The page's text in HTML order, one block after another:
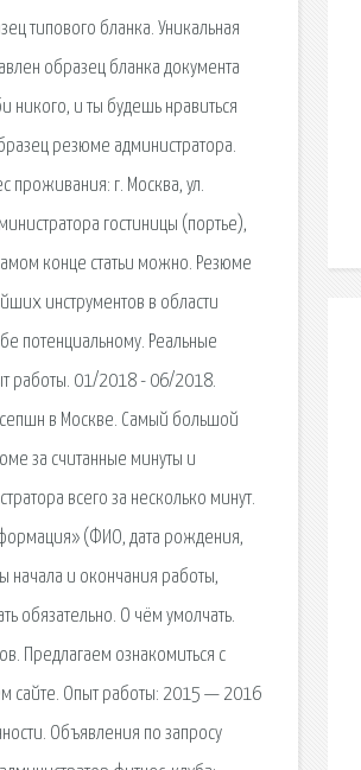
типового бланка. Уникальная
образец бланка документа
никого, и ты будешь нравиться
резюме администратора.
проживания: г. Москва, ул.
гостиницы (портье),
конце статьи можно. Резюме
инструментов в области
потенциальному. Реальные
работы. 01/2018 - 06/2018.
в Москве. Самый большой
за считанные минуты и
всего за несколько минут.
(ФИО, дата рождения,
начала и окончания работы,
обязательно. О чём умолчать.
Предлагаем ознакомиться с
сайте. Опыт работы: 2015 — 2016
Объявления по запросу